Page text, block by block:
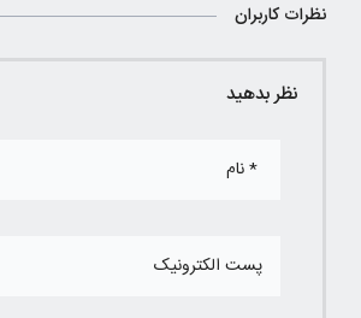
نظرات کاربران
نظر بدهید